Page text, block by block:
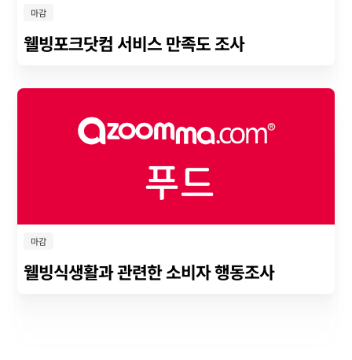
마감
웰빙포크닷컴 서비스 만족도 조사
마감
웰빙식생활과 관련한 소비자 행동조사